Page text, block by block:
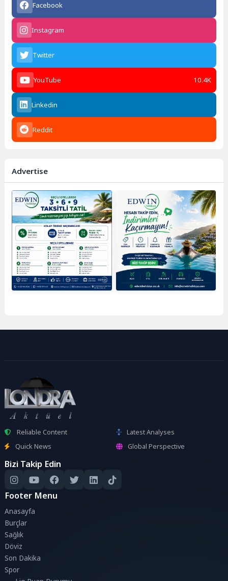
Facebook
Instagram
Twitter
YouTube 10.4K
Linkedin
Reddit
Advertise
Reliable Content
Latest Analyses
Quick News
Global Perspective
Bizi Takip Edin
Footer Menu
Anasayfa
Burçlar
Sağlık
Döviz
Son Dakika
Spor